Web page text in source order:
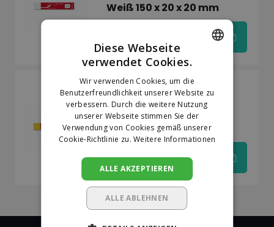
Weiß 150 x 20 x 20 mm
€6,45
Auf Lager
Kadeem
Kadeem Verkehrskreide
Gelb 150 x 20 x 20 mm
€6,45
DUTCH
GERMAN
Diese Webseite
verwendet Cookies.
Wir verwenden Cookies, um die
Benutzerfreundlichkeit unserer Website zu
verbessern. Durch die weitere Nutzung
unserer Webseite stimmen Sie der
Verwendung von Cookies gemäß unserer
Cookie-Richtlinie zu. Weitere Informationen
ALLE AKZEPTIEREN
ALLE ABLEHNEN